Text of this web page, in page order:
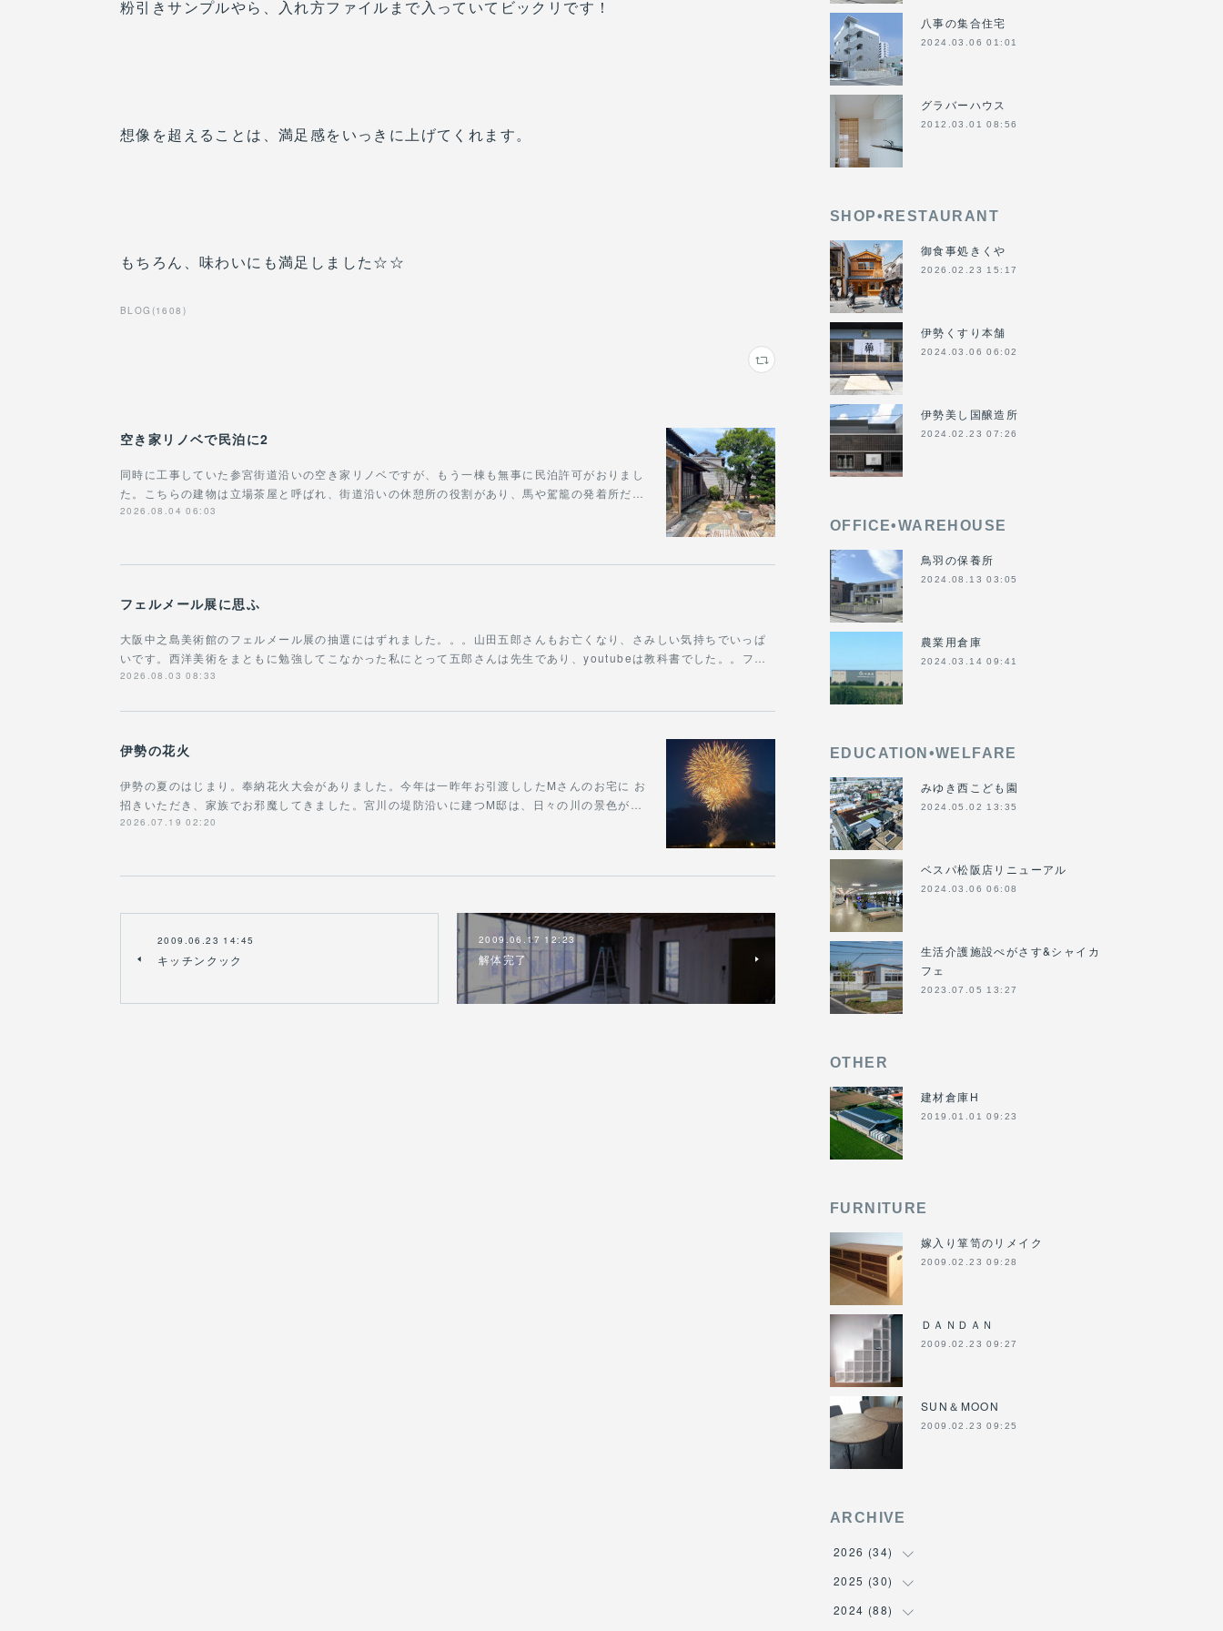
粉引きサンプルやら、入れ方ファイルまで入っていてビックリです！
想像を超えることは、満足感をいっきに上げてくれます。
もちろん、味わいにも満足しました☆☆
BLOG (1608 )
空き家リノベで民泊に2
同時に工事していた参宮街道沿いの空き家リノベですが、もう一棟も無事に民泊許可がおりまし
た。こちらの建物は立場茶屋と呼ばれ、街道沿いの休憩所の役割があり、馬や駕籠の発着所だ…
2026.08.04 06:03
フェルメール展に思ふ
大阪中之島美術館のフェルメール展の抽選にはずれました。。。山田五郎さんもお亡くなり、さみしい気持ちでいっぱ
いです。西洋美術をまともに勉強してこなかった私にとって五郎さんは先生であり、youtubeは教科書でした。。フ…
2026.08.03 08:33
伊勢の花火
伊勢の夏のはじまり。奉納花火大会がありました。今年は一昨年お引渡ししたMさんのお宅に お
招きいただき、家族でお邪魔してきました。宮川の堤防沿いに建つM邸は、日々の川の景色が…
2026.07.19 02:20
2009.06.23 14:45
キッチンクック
2009.06.17 12:23
解体完了
八事の集合住宅
2024.03.06 01:01
グラバーハウス
2012.03.01 08:56
SHOP•RESTAURANT
御食事処きくや
2026.02.23 15:17
伊勢くすり本舗
2024.03.06 06:02
伊勢美し国醸造所
2024.02.23 07:26
OFFICE•WAREHOUSE
鳥羽の保養所
2024.08.13 03:05
農業用倉庫
2024.03.14 09:41
EDUCATION•WELFARE
みゆき西こども園
2024.05.02 13:35
ベスパ松阪店リニューアル
2024.03.06 06:08
生活介護施設ぺがさす&シャイカ
フェ
2023.07.05 13:27
OTHER
建材倉庫H
2019.01.01 09:23
FURNITURE
嫁入り箪笥のリメイク
2009.02.23 09:28
ＤＡＮＤＡＮ
2009.02.23 09:27
SUN＆MOON
2009.02.23 09:25
ARCHIVE
2026 (34)
(1)
(4)
2025 (30)
(6)
2024 (88)